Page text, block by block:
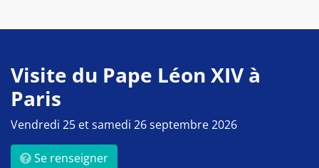
Visite du Pape Léon XIV à
Paris
Vendredi 25 et samedi 26 septembre 2026
Se renseigner